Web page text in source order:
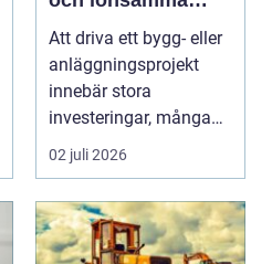
byggprojekt
Att driva ett bygg- eller
anläggningsprojekt
innebär stora
investeringar, många
aktörer och ofta tuf...
02 juli 2026